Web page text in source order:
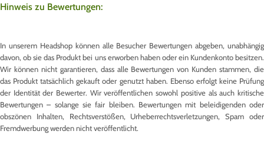
Hinweis zu Bewertungen:
In unserem Headshop können alle Besucher Bewertungen abgeben, unabhängig
davon, ob sie das Produkt bei uns erworben haben oder ein Kundenkonto besitzen.
Wir können nicht garantieren, dass alle Bewertungen von Kunden stammen, die
das Produkt tatsächlich gekauft oder genutzt haben. Ebenso erfolgt keine Prüfung
der Identität der Bewerter. Wir veröffentlichen sowohl positive als auch kritische
Bewertungen – solange sie fair bleiben. Bewertungen mit beleidigenden oder
obszönen Inhalten, Rechtsverstößen, Urheberrechtsverletzungen, Spam oder
Fremdwerbung werden nicht veröffentlicht.